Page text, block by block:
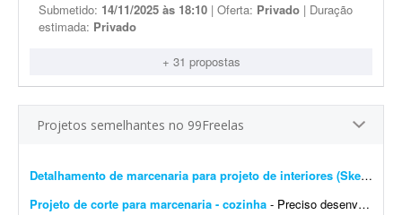
Submetido: 14/11/2025 às 18:10 | Oferta: Privado | Duração
estimada: Privado
+ 31 propostas
Projetos semelhantes no 99Freelas
Detalhamento de marcenaria para projeto de interiores (SketchUp)
Projeto de corte para marcenaria - cozinha - Preciso desenvolver o projeto de móveis da minha casa. Espero que o profissional proponha soluções baseadas nas medidas do ambiente e gere um projeto de corte compatível...